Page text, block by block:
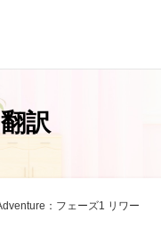
訳
：フェーズ1 リワー